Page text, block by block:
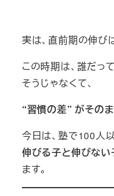
実は、直前期の伸び
この時期は、誰だっ
そうじゃなくて、
“習慣の差” がその
今日は、塾で100人
伸びる子と伸びな
ます。